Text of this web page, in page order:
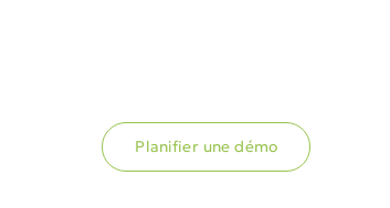
Planifier une démo